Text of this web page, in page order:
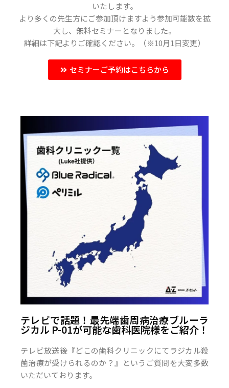
いたします。
より多くの先生方にご参加頂けますよう参加可能数を拡
大し、無料セミナーとなりました。
詳細は下記よりご確認ください。（※10月1日変更）
セミナーご予約はこちらから
テレビで話題！最先端歯周病治療ブルーラ
ジカル P-01が可能な歯科医院様をご紹介！
テレビ放送後『どこの歯科クリニックにてラジカル殺
菌治療が受けられるのか？』というご質問を大変多数
いただいております。